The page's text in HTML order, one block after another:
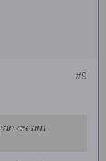
#9
es am